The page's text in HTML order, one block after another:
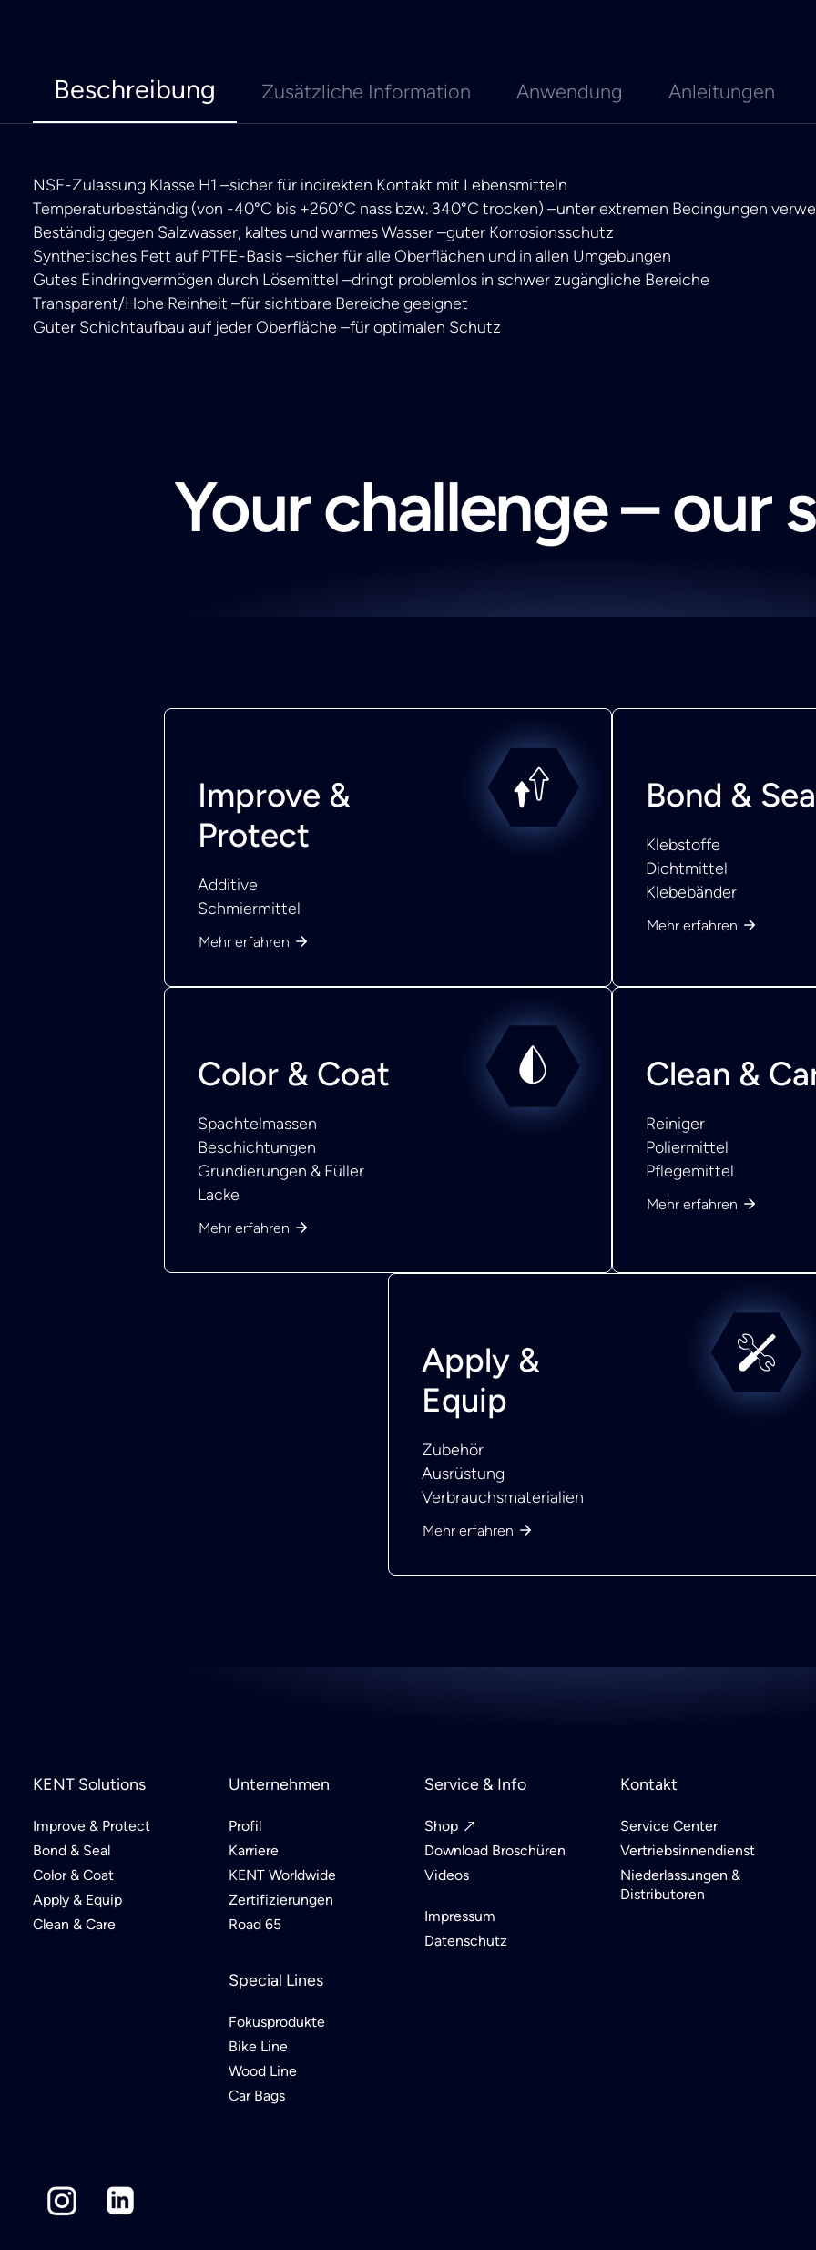
Beschreibung Zusätzliche Information Anwendung Anleitungen
NSF-Zulassung Klasse H1 –sicher für indirekten Kontakt mit Lebensmitteln
Temperaturbeständig (von -40°C bis +260°C nass bzw. 340°C trocken) –unter extremen Bedingungen
Beständig gegen Salzwasser, kaltes und warmes Wasser –guter Korrosionsschutz
Synthetisches Fett auf PTFE-Basis –sicher für alle Oberflächen und in allen Umgebungen
Gutes Eindringvermögen durch Lösemittel –dringt problemlos in schwer zugängliche Bereiche
Transparent/Hohe Reinheit –für sichtbare Bereiche geeignet
Guter Schichtaufbau auf jeder Oberfläche –für optimalen Schutz
Your challenge – our
Improve &
Protect
Additive
Schmiermittel
Mehr erfahren
Bond &
Klebstoffe
Dichtmittel
Klebebänder
Mehr erfahren
Color & Coat
Spachtelmassen
Beschichtungen
Grundierungen & Füller
Lacke
Mehr erfahren
Clean &
Reiniger
Poliermittel
Pflegemittel
Mehr erfahren
Apply &
Equip
Zubehör
Ausrüstung
Verbrauchsmaterialien
Mehr erfahren
KENT Solutions
Improve & Protect
Bond & Seal
Color & Coat
Apply & Equip
Clean & Care
Unternehmen
Profil
Karriere
KENT Worldwide
Zertifizierungen
Road 65
Special Lines
Fokusprodukte
Bike Line
Wood Line
Car Bags
Service & Info
Shop
Download Broschüren
Videos
Impressum
Datenschutz
Kontakt
Service Center
Vertriebsinnendienst
Niederlassungen &
Distributoren